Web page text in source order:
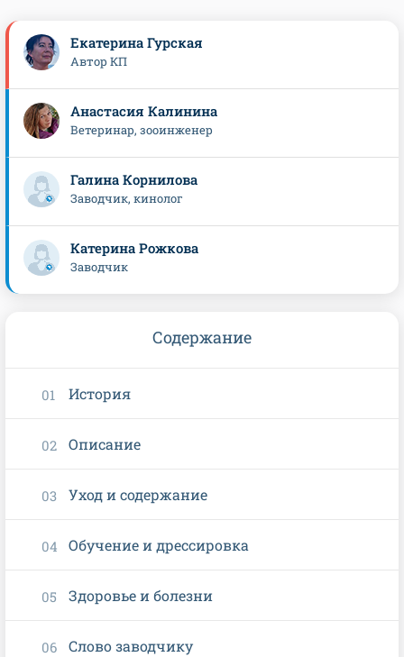
Екатерина Гурская
Автор КП
Анастасия Калинина
Ветеринар, зооинженер
Галина Корнилова
Заводчик, кинолог
Катерина Рожкова
Заводчик
Содержание
История
Описание
Уход и содержание
Обучение и дрессировка
Здоровье и болезни
Слово заводчику